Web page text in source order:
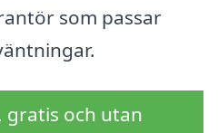
som passar
gratis och utan